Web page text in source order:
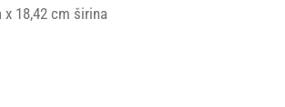
x 18,42 cm širina